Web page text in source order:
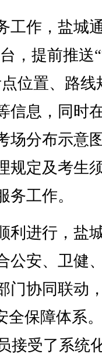
作，盐城
，提前推送
位置、路线
信息，同时
场分布示意
规定及考生
工作。
进行，盐
公安、卫健
门协同联动
全保障体系
接受了系统